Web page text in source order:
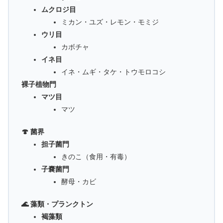
ムクロジ目
ミカン・ユズ・レモン・モミジ
ウリ目
カボチャ
イネ目
イネ・ムギ・タケ・トウモロコシ
裸子植物門
マツ目
マツ
🍄 菌界
担子菌門
きのこ（食用・有毒）
子嚢菌門
酵母・カビ
🌊 藻類・プランクトン
褐藻類